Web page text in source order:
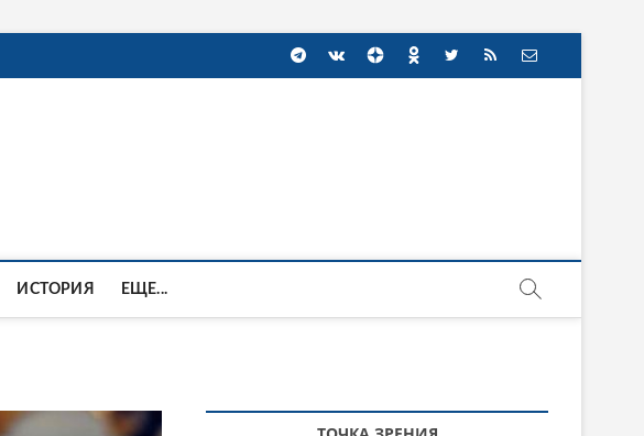
ИСТОРИЯ ЕЩЕ...